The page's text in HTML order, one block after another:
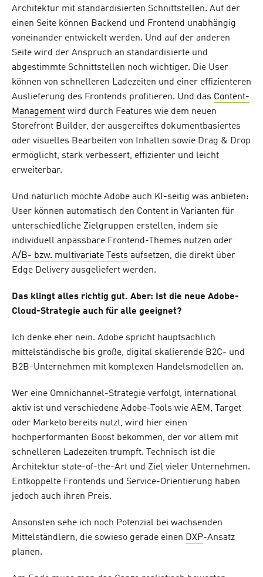
Architektur mit standardisierten Schnittstellen. Auf der
einen Seite können Backend und Frontend unabhängig
voneinander entwickelt werden. Und auf der anderen
Seite wird der Anspruch an standardisierte und
abgestimmte Schnittstellen noch wichtiger. Die User
können von schnelleren Ladezeiten und einer effizienteren
Auslieferung des Frontends profitieren. Und das Content-
Management wird durch Features wie dem neuen
Storefront Builder, der ausgereiftes dokumentbasiertes
oder visuelles Bearbeiten von Inhalten sowie Drag & Drop
ermöglicht, stark verbessert, effizienter und leicht
erweiterbar.
Und natürlich möchte Adobe auch KI-seitig was anbieten:
User können automatisch den Content in Varianten für
unterschiedliche Zielgruppen erstellen, indem sie
individuell anpassbare Frontend-Themes nutzen oder
A/B- bzw. multivariate Tests aufsetzen, die direkt über
Edge Delivery ausgeliefert werden.
Das klingt alles richtig gut. Aber: Ist die neue Adobe-
Cloud-Strategie auch für alle geeignet?
Ich denke eher nein. Adobe spricht hauptsächlich
mittelständische bis große, digital skalierende B2C- und
B2B-Unternehmen mit komplexen Handelsmodellen an.
Wer eine Omnichannel-Strategie verfolgt, international
aktiv ist und verschiedene Adobe-Tools wie AEM, Target
oder Marketo bereits nutzt, wird hier einen
hochperformanten Boost bekommen, der vor allem mit
schnelleren Ladezeiten trumpft. Technisch ist die
Architektur state-of-the-Art und Ziel vieler Unternehmen.
Entkoppelte Frontends und Service-Orientierung haben
jedoch auch ihren Preis.
Ansonsten sehe ich noch Potenzial bei wachsenden
Mittelständlern, die sowieso gerade einen DXP-Ansatz
planen.